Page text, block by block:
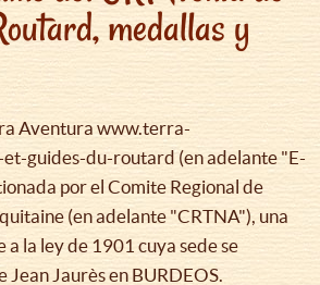
medallas y
Aventura www.terra-
guides-du-routard (en adelante "E-
por el Comite Regional de
(en adelante "CRTNA"), una
a la ley de 1901 cuya sede se
Jean Jaurès en BURDEOS.